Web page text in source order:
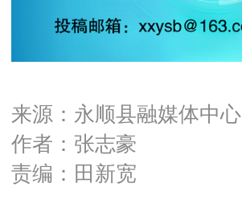
来源：永顺县融媒体中心
作者：张志豪
责编：田新宽